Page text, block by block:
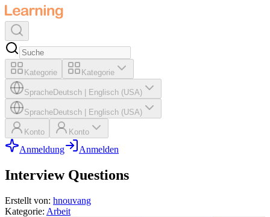
Kategorie Kategorie
SpracheDeutsch Englisch (USA)
SpracheDeutsch Englisch (USA)
Konto Konto
Anmeldung Anmelden
Interview Questions
Erstellt von: hnouvang
Kategorie: Arbeit